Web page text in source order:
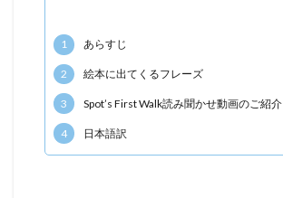
1 あらすじ
2 絵本に出てくるフレーズ
3 Spot’s First Walk読み聞かせ動画のご紹介
4 日本語訳